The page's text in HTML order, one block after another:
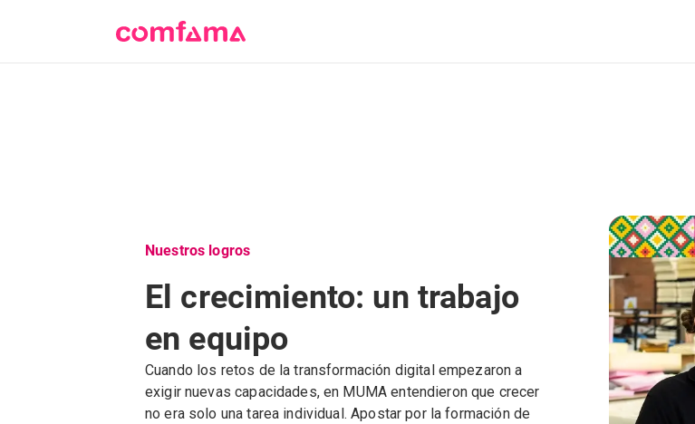
Nuestros logros
El crecimiento: un trabajo
en equipo
Cuando los retos de la transformación digital empezaron a
exigir nuevas capacidades, en MUMA entendieron que crecer
no era solo una tarea individual. Apostar por la formación de